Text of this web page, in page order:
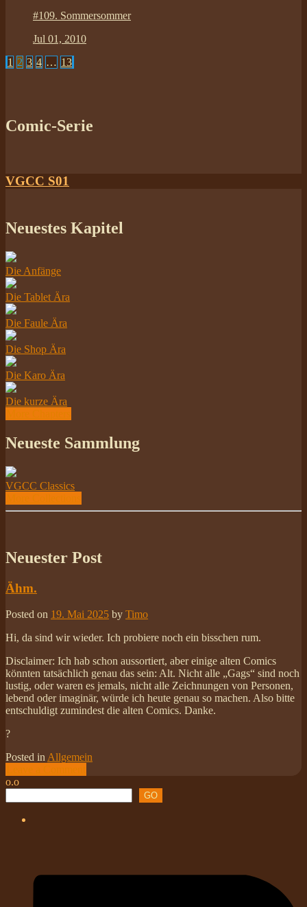
#109. Sommersommer
Jul 01, 2010
1 2 3 4 … 13
Comic-Serie
VGCC S01
Neuestes Kapitel
Die Anfänge
Die Tablet Ära
Die Faule Ära
Die Shop Ära
Die Karo Ära
Die kurze Ära
Neueste Sammlung
VGCC Classics
Neuester Post
Ähm.
Posted on 19. Mai 2025 by Timo
Hi, da sind wir wieder. Ich probiere noch ein bisschen rum.
Disclaimer: Ich hab schon aussortiert, aber einige alten Comics
könnten tatsächlich genau das sein: Alt. Nicht alle „Gags“ sind noch
lustig, oder waren es jemals, nicht alle Zeichnungen von Personen,
lebend oder imaginär, würde ich heute genau so machen. Also bitte
entschuldigt zumindest die alten Comics. Danke.
?
Posted in Allgemein
o.o
GO